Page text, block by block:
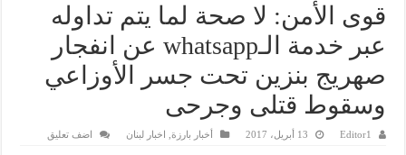
قوى الأمن: لا صحة لما يتم تداوله
عبر خدمة الـwhatsapp عن انفجار
صهريج بنزين تحت جسر الأوزاعي
وسقوط قتلى وجرحى
Editor1 13 أبريل، 2017 أخبار بارزة اخبار لبنان اضف تعليق